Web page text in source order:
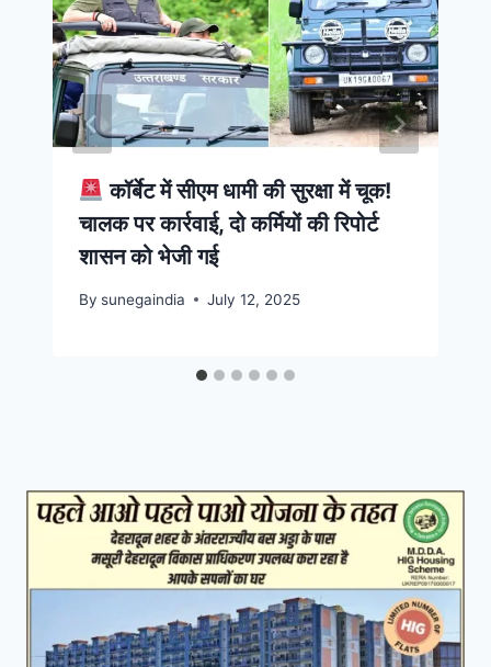
कॉर्बेट में सीएम धामी की सुरक्षा में चूक!
चालक पर कार्रवाई, दो कर्मियों की रिपोर्ट
शासन को भेजी गई
By sunegaindia July 12, 2025